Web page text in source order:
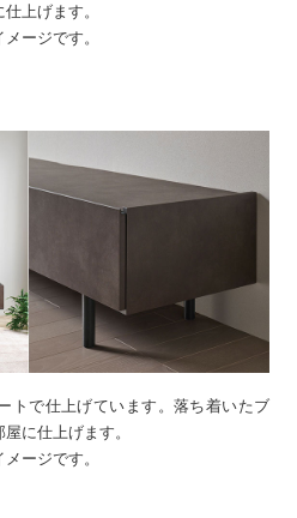
上げます。
ージです。
トで仕上げています。落ち着いたブ
に仕上げます。
ージです。